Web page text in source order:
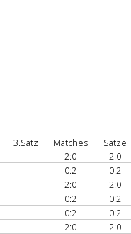
3.Satz Matches Sätze
2:0 2:0
0:2 0:2
2:0 2:0
0:2 0:2
0:2 0:2
2:0 2:0